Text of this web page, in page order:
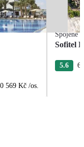
569 Kč /os.
Spojené
Sofitel
5.6 6